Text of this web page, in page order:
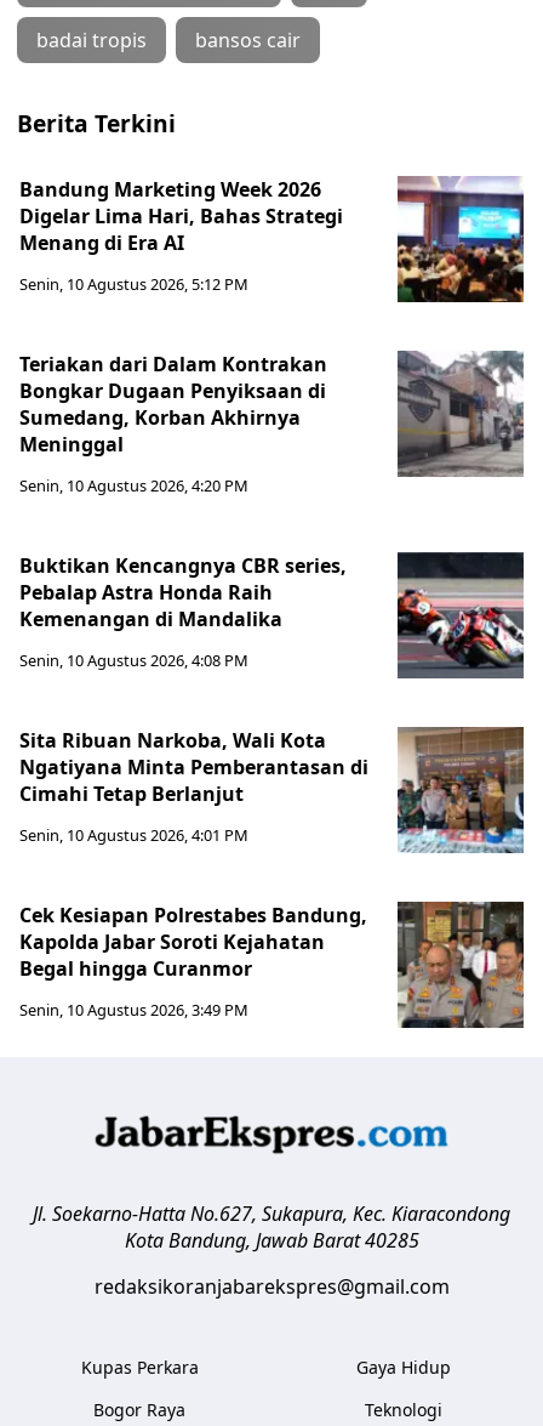
badai tropis bansos cair
Berita Terkini
Bandung Marketing Week 2026
Digelar Lima Hari, Bahas Strategi
Menang di Era AI
Senin, 10 Agustus 2026, 5:12 PM
Teriakan dari Dalam Kontrakan
Bongkar Dugaan Penyiksaan di
Sumedang, Korban Akhirnya
Meninggal
Senin, 10 Agustus 2026, 4:20 PM
Buktikan Kencangnya CBR series,
Pebalap Astra Honda Raih
Kemenangan di Mandalika
Senin, 10 Agustus 2026, 4:08 PM
Sita Ribuan Narkoba, Wali Kota
Ngatiyana Minta Pemberantasan di
Cimahi Tetap Berlanjut
Senin, 10 Agustus 2026, 4:01 PM
Cek Kesiapan Polrestabes Bandung,
Kapolda Jabar Soroti Kejahatan
Begal hingga Curanmor
Senin, 10 Agustus 2026, 3:49 PM
Jl. Soekarno-Hatta No.627, Sukapura, Kec. Kiaracondong
Kota Bandung, Jawab Barat 40285
redaksikoranjabarekspres@gmail.com
Kupas Perkara
Bogor Raya
Gaya Hidup
Teknologi